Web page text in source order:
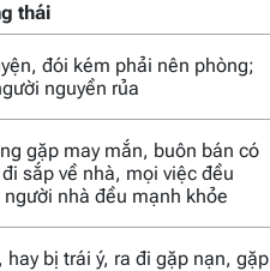
thái
đói kém phải nên phòng;
nguyền rủa
gặp may mắn, buôn bán có
sắp về nhà, mọi việc đều
nhà đều mạnh khỏe
bị trái ý, ra đi gặp nạn, gặp